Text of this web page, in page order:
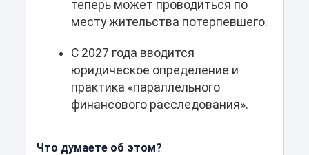
теперь может проводиться по
месту жительства потерпевшего.
С 2027 года вводится
юридическое определение и
практика «параллельного
финансового расследования».
Что думаете об этом?